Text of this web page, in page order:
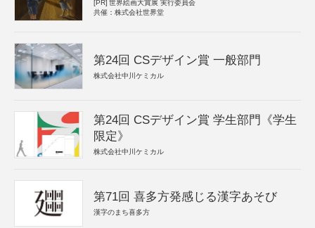
[PR] 世界絵画大賞展 実行委員会
共催：株式会社世界堂
第24回 CSデザイン賞 一般部門
株式会社中川ケミカル
第24回 CSデザイン賞 学生部門《学生
限定》
株式会社中川ケミカル
第71回 喜多方発感じる漢字あそび
漢字のまち喜多方